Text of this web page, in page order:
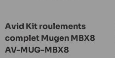
Avid Kit roulements
complet Mugen MBX8
AV-MUG-MBX8